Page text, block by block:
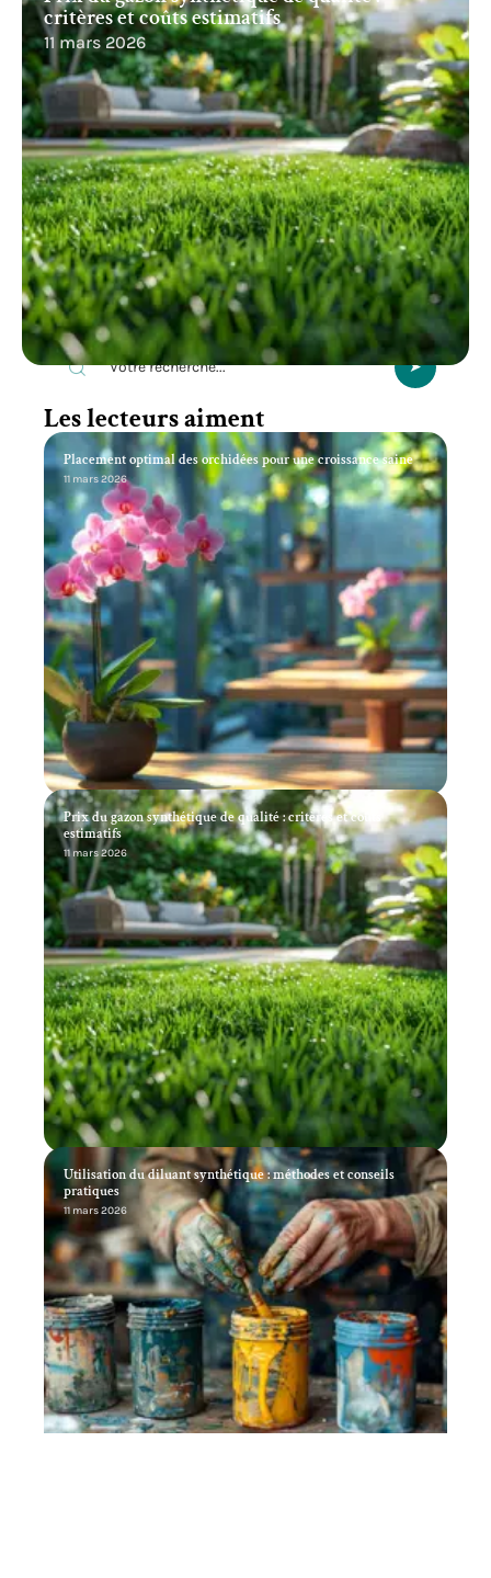
critères et coûts estimatifs
11 mars 2026
Recherche
Les lecteurs aiment
Placement optimal des orchidées pour une croissance saine
11 mars 2026
Prix du gazon synthétique de qualité : critères et coûts
estimatifs
11 mars 2026
Utilisation du diluant synthétique : méthodes et conseils
pratiques
11 mars 2026